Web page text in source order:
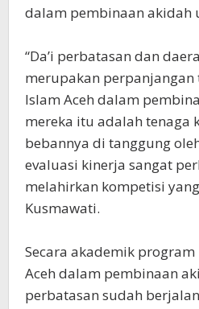
dalam pembinaan akidah
“Da’i perbatasan dan
merupakan perpanjangan
Islam Aceh dalam
mereka itu adalah tenaga
bebannya di tanggung
evaluasi kinerja sangat
melahirkan kompetisi
Kusmawati.
Secara akademik
Aceh dalam pembinaan
perbatasan sudah